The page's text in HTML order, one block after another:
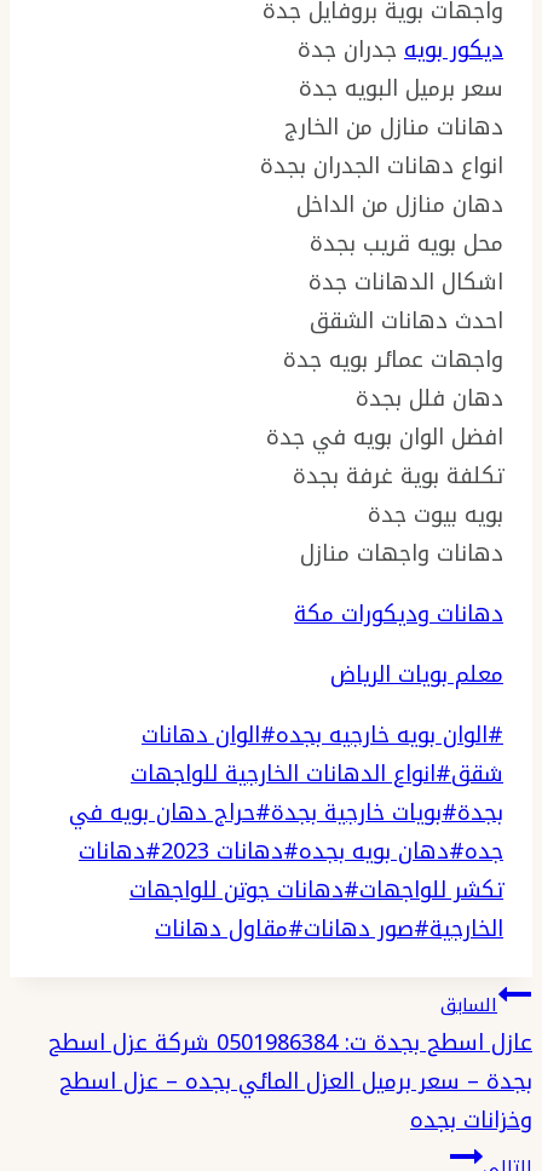
واجهات بوية بروفايل جدة
ديكور بويه جدران جدة
سعر برميل البويه جدة
دهانات منازل من الخارج
انواع دهانات الجدران بجدة
دهان منازل من الداخل
محل بويه قريب بجدة
اشكال الدهانات جدة
احدث دهانات الشقق
واجهات عمائر بويه جدة
دهان فلل بجدة
افضل الوان بويه في جدة
تكلفة بوية غرفة بجدة
بويه بيوت جدة
دهانات واجهات منازل
دهانات وديكورات مكة
معلم بويات الرياض
وسوم
المقال:
#الوان بويه خارجيه بجده#الوان دهانات
شقق#انواع الدهانات الخارجية للواجهات
بجدة#بويات خارجية بجدة#حراج دهان بويه في
جده#دهان بويه بجده#دهانات 2023 #دهانات
تكشر للواجهات#دهانات جوتن للواجهات
الخارجية#صور دهانات#مقاول دهانات
تصفّح
المقالات
السابق
عازل اسطح بجدة ت: 0501986384 شركة عزل اسطح
بجدة – سعر برميل العزل المائي بجده – عزل اسطح
وخزانات بجده